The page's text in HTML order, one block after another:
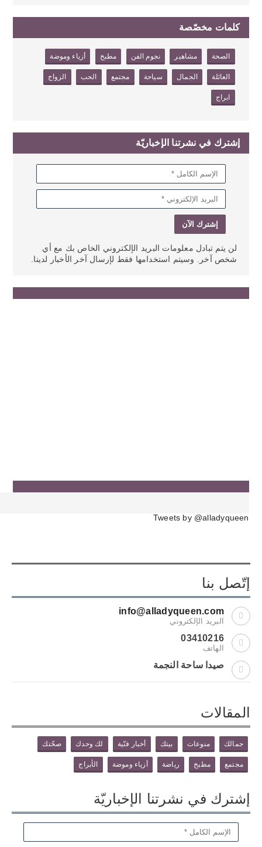
كلمات مخصّصة
الصحة مشاهير نجوم الفن مطبخ أزياء وموضة
العائلة الجمال سياحة مجتمع الحب الزواج
ابراج
إشترك في نشرتنا الإخباريّة
لن يتم تبادل معلومات البريد الإلكتروني الخاص بك مع أي
شخص آخر. وسيتم استخدامها فقط لإرسال آخر الأخبار لدينا.
Tweets by @alladyqueen
إتّصل بنا
info@alladyqueen.com
البريد الإلكتروني
03410216
الهاتف
صيدا ساحة النجمة
المقالات
جمالك منوعات بيتك أخبار فنّية لك وحدك صحّتك
مجتمع مطبخ رياضة أزياء وموضة الأبراج
إشترك في نشرتنا الإخباريّة